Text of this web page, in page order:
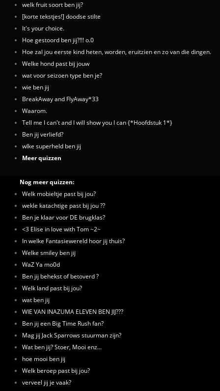
welk fruit soort ben jij?
[korte tekstjes!] doodse stilte
It's your choice.
Hoe gestoord ben jij?!!! o.0
Hoe zal jou eerste kind heten, worden, eruitzien en zo van die dingen.
Welke hond past bij jouw
wat voor seizoen type ben je?
wie ben jij
BreakAway and FlyAway*33
Waarom.
Tell me I can't and I will show you I can {*Hoofdstuk 1*}
Ben jij verliefd?
wlke superheld ben jij
Meer quizzen
Nog meer quizzen:
Welk mobieltje past bij jou?
wekle katachtige past bij jou ??
Ben je klaar voor DE brugklas?
<3 Elise in love with Tom ~2~
In welke Fantasiewereld hoor jij thuis?
Welke smiley ben jij
WaZ Ya mo0d
Ben jij behekst of betoverd ?
Welk land past bij jou?
wat ben jij
WIE VAN INAZUMA ELEVEN BEN JIJ???
Ben jij een Big Time Rush fan?
Mag jij Jack Sparrows stuurman zijn?
Wat ben jij? Stoer, Mooi enz...
hoe mooi ben jij
Welk beroep past bij jou?
verveel jij je vaak?